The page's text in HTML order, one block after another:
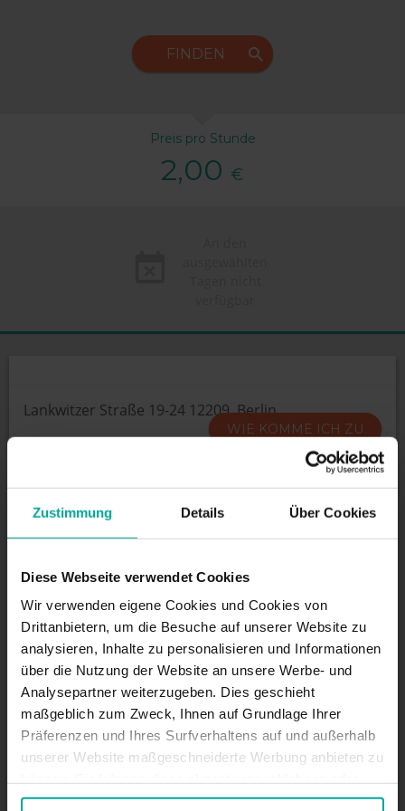
Zustimmung Details Über Cookies
Diese Webseite verwendet Cookies
Wir verwenden eigene Cookies und Cookies von
Drittanbietern, um die Besuche auf unserer Website zu
analysieren, Inhalte zu personalisieren und Informationen
über die Nutzung der Website an unsere Werbe- und
Analysepartner weiterzugeben. Dies geschieht
maßgeblich zum Zweck, Ihnen auf Grundlage Ihrer
Präferenzen und Ihres Surfverhaltens auf und außerhalb
unserer Website maßgeschneiderte Werbung anbieten zu
Ihre Präferenzen auswählen, indem Sie auf die
FINDEN
Preis pro Stunde
2,00 €
Lankwitzer Straße 19-24 12209, Berlin
WIE KOMME ICH ZU
ÖFFNUNGSZEITEN
.
DIENSTLEISTUNGEN
Maximale Einfahrtshöhe: 2 m
BESCHREIBUNG
Der Parkplatz liegt im Herzen Berlins und ermöglicht